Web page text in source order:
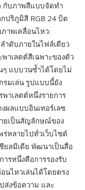
กับภาพสีแบบจัดทำ
ปริภูมิสี RGB 24 บิต
าพเคลื่อนไหว:
ำดับภายในไฟล์เดียว
าเลตต์สีเฉพาะของตัว
ๆ แบบวนซ้ำได้โดยไม่
มเล่น รูปแบบนี้ยัง
าเลตต์หนึ่งรายการ
ผลแบบอินเทอร์เลซ
ยเป็นสัญลักษณ์ของ
หลายไปทั่วเว็บไซต์
ยลมีเดีย พัฒนาเป็นสื่อ
ารหนึ่งคือการรองรับ
นไหวเล่นได้โดยตรง
ส่งข้อความ และ